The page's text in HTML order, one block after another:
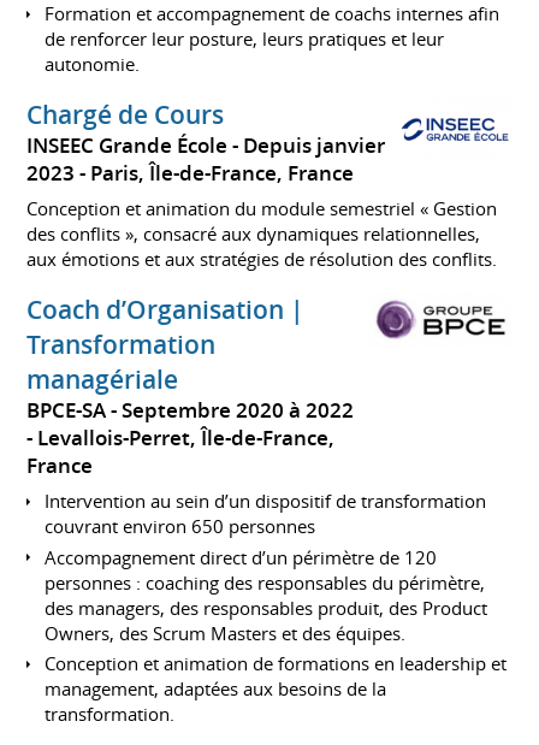
Formation et accompagnement de coachs internes afin
de renforcer leur posture, leurs pratiques et leur
autonomie.
Chargé de Cours
INSEEC Grande École
Depuis janvier
2023 Paris, Île-de-France, France
Conception et animation du module semestriel « Gestion
des conflits », consacré aux dynamiques relationnelles,
aux émotions et aux stratégies de résolution des conflits.
Coach d’Organisation |
Transformation
managériale
BPCE-SA
Septembre 2020 à 2022
Levallois-Perret, Île-de-France,
France
Intervention au sein d’un dispositif de transformation
couvrant environ 650 personnes
Accompagnement direct d’un périmètre de 120
personnes : coaching des responsables du périmètre,
des managers, des responsables produit, des Product
Owners, des Scrum Masters et des équipes.
Conception et animation de formations en leadership et
management, adaptées aux besoins de la
transformation.